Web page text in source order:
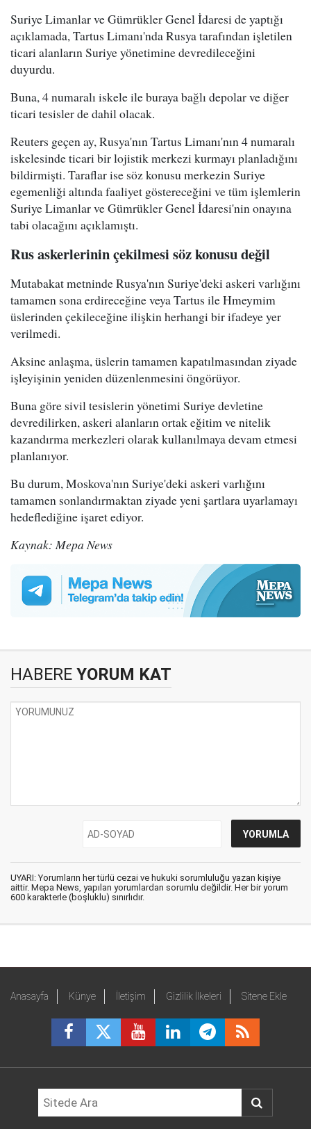
Suriye Limanlar ve Gümrükler Genel İdaresi de yaptığı
açıklamada, Tartus Limanı'nda Rusya tarafından işletilen
ticari alanların Suriye yönetimine devredileceğini
duyurdu.
Buna, 4 numaralı iskele ile buraya bağlı depolar ve diğer
ticari tesisler de dahil olacak.
Reuters geçen ay, Rusya'nın Tartus Limanı'nın 4 numaralı
iskelesinde ticari bir lojistik merkezi kurmayı planladığını
bildirmişti. Taraflar ise söz konusu merkezin Suriye
egemenliği altında faaliyet göstereceğini ve tüm işlemlerin
Suriye Limanlar ve Gümrükler Genel İdaresi'nin onayına
tabi olacağını açıklamıştı.
Rus askerlerinin çekilmesi söz konusu değil
Mutabakat metninde Rusya'nın Suriye'deki askeri varlığını
tamamen sona erdireceğine veya Tartus ile Hmeymim
üslerinden çekileceğine ilişkin herhangi bir ifadeye yer
verilmedi.
Aksine anlaşma, üslerin tamamen kapatılmasından ziyade
işleyişinin yeniden düzenlenmesini öngörüyor.
Buna göre sivil tesislerin yönetimi Suriye devletine
devredilirken, askeri alanların ortak eğitim ve nitelik
kazandırma merkezleri olarak kullanılmaya devam etmesi
planlanıyor.
Bu durum, Moskova'nın Suriye'deki askeri varlığını
tamamen sonlandırmaktan ziyade yeni şartlara uyarlamayı
hedeflediğine işaret ediyor.
Kaynak: Mepa News
HABERE YORUM KAT
UYARI: Yorumların her türlü cezai ve hukuki sorumluluğu yazan kişiye
aittir. Mepa News, yapılan yorumlardan sorumlu değildir. Her bir yorum
600 karakterle (boşluklu) sınırlıdır.
Anasayfa Künye İletişim Gizlilik İlkeleri Sitene Ekle